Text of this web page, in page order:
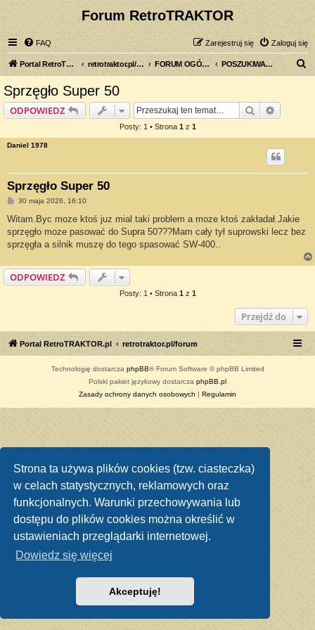
Strona ta używa plików cookies (tzw. ciasteczka)
w celach statystycznych, reklamowych oraz
funkcjonalnych. Warunki przechowywania lub
dostępu do plików cookies można określić w
ustawieniach przeglądarki internetowej.
Dowiedz się więcej
Akceptuję!
Forum RetroTRAKTOR
FAQ Zaloguj się
Zarejestruj się
Portal RetroTRAKTOR.pl retrotraktor.pl/forum FORUM OGÓLNE POSZUKIWANY, POSZUKIWANA
Sprzęgło Super 50
ODPOWIEDZ Szukaj
Posty: 1 • Strona 1 z 1
Daniel 1978
Sprzęgło Super 50
P
s
30 maja 2026, 16:10
Witam.Byc moze ktoś juz mial taki problem a moze ktoś zakładał.Jakie
sprzęgło moze pasować do Supra 50???Mam cały tył suprowski lecz bez
sprzęgła a silnik muszę do tego spasować SW-400..
ODPOWIEDZ
Posty: 1 • Strona 1 z 1
Przejdź do
Portal RetroTRAKTOR.pl retrotraktor.pl/forum
Technologię dostarcza phpBB® Forum Software © phpBB Limited
Polski pakiet językowy dostarcza phpBB.pl
Zasady ochrony danych osobowych | Regulamin